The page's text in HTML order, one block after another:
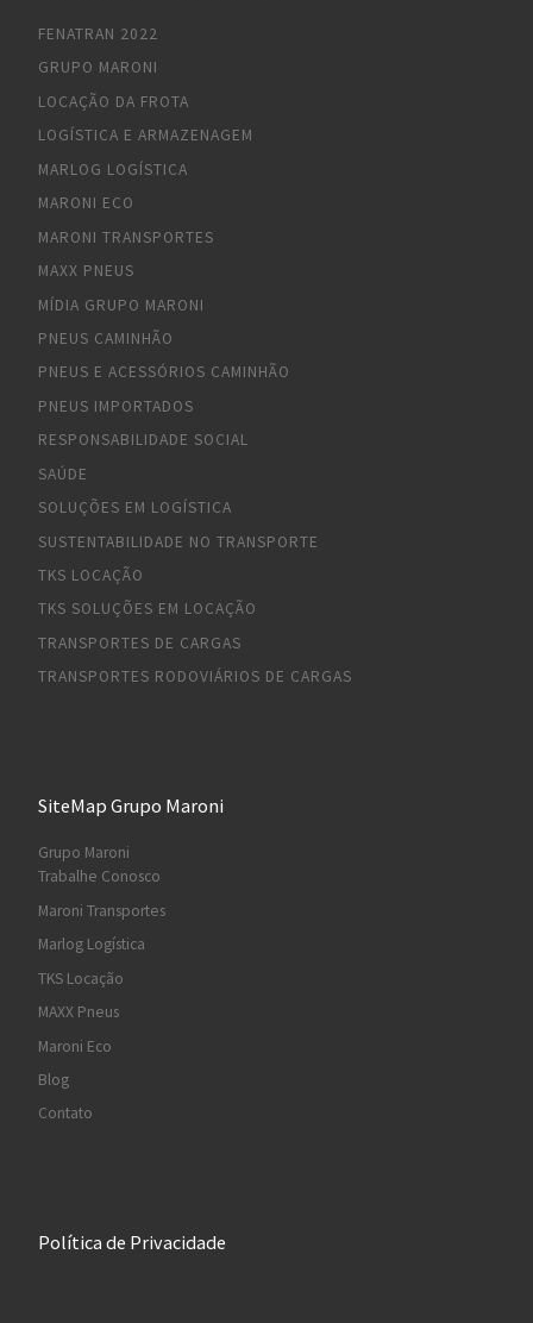
FENATRAN 2022
GRUPO MARONI
LOCAÇÃO DA FROTA
LOGÍSTICA E ARMAZENAGEM
MARLOG LOGÍSTICA
MARONI ECO
MARONI TRANSPORTES
MAXX PNEUS
MÍDIA GRUPO MARONI
PNEUS CAMINHÃO
PNEUS E ACESSÓRIOS CAMINHÃO
PNEUS IMPORTADOS
RESPONSABILIDADE SOCIAL
SAÚDE
SOLUÇÕES EM LOGÍSTICA
SUSTENTABILIDADE NO TRANSPORTE
TKS LOCAÇÃO
TKS SOLUÇÕES EM LOCAÇÃO
TRANSPORTES DE CARGAS
TRANSPORTES RODOVIÁRIOS DE CARGAS
SiteMap Grupo Maroni
Grupo Maroni
Trabalhe Conosco
Maroni Transportes
Marlog Logística
TKS Locação
MAXX Pneus
Maroni Eco
Blog
Contato
Política de Privacidade